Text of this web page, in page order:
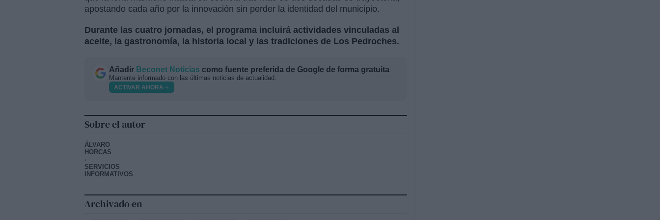
apostando cada año por la innovación sin perder la identidad del municipio.
Durante las cuatro jornadas, el programa incluirá actividades vinculadas al
aceite, la gastronomía, la historia local y las tradiciones de Los Pedroches.
Añadir Beconet Noticias como fuente preferida de Google de forma gratuita
Mantente informado con las últimas noticias de actualidad.
ACTIVAR AHORA
Sobre el autor
ÁLVARO
HORCAS
-
SERVICIOS
INFORMATIVOS
Archivado en